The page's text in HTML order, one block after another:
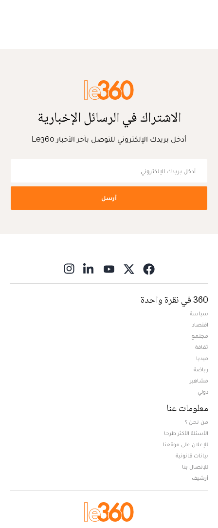
الاشتراك في الرسائل الإخبارية
أدخل بريدك الإلكتروني للتوصل بآخر الأخبار Le360
أرسل
360 في نقرة واحدة
سياسة
اقتصاد
مجتمع
ثقافة
ميديا
رياضة
مشاهير
دولي
معلومات عنا
من نحن ؟
الأسئلة الأكثر طرحا
للإعلان على موقعنا
بيانات قانونية
للإتصال بنا
أرشيف